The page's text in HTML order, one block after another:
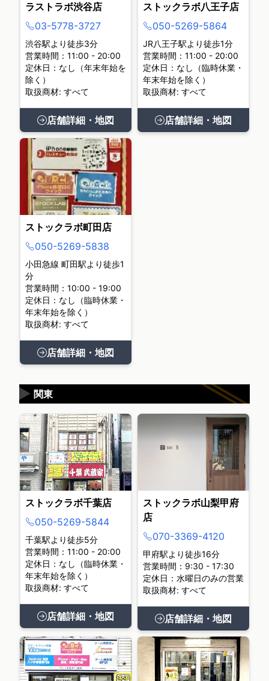
ラストラボ渋谷店
03-5778-3727
渋谷駅より徒歩3分
営業時間：11:00 - 20:00
定休日：なし（年末年始を
除く）
取扱商材: すべて
店舗詳細・地図
ストックラボ八王子店
050-5269-5864
JR八王子駅より徒歩1分
営業時間：11:00 - 20:00
定休日：なし（臨時休業・
年末年始を除く）
取扱商材: すべて
店舗詳細・地図
ストックラボ町田店
050-5269-5838
小田急線 町田駅より徒歩1
分
営業時間：10:00 - 19:00
定休日：なし（臨時休業・
年末年始を除く）
取扱商材: すべて
店舗詳細・地図
関東
▶
ストックラボ千葉店
050-5269-5844
千葉駅より徒歩5分
営業時間：11:00 - 20:00
定休日：なし（臨時休業・
年末年始を除く）
取扱商材: すべて
店舗詳細・地図
ストックラボ山梨甲府
店
070-3369-4120
甲府駅より徒歩16分
営業時間：9:30 - 17:30
定休日：水曜日のみの営業
取扱商材: すべて
店舗詳細・地図